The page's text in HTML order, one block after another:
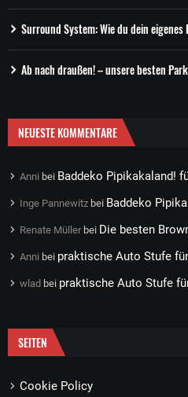
Surround System: Wie du dein
Ab nach draußen! – unsere besten
NEUESTE KOMMENTARE
Anni bei Baddeko Pipikakaland!
Inge Pannewitz bei Baddeko
Renate Müller bei Die besten
Anni bei praktische Auto Stufe
wlad bei praktische Auto Stufe
SEITEN
Cookie Policy